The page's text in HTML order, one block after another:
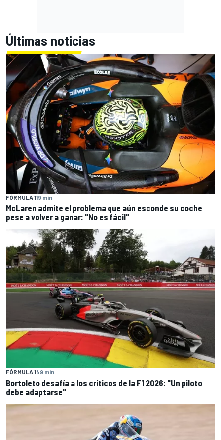
Últimas noticias
FÓRMULA 119 min
McLaren admite el problema que aún esconde su coche
pese a volver a ganar: "No es fácil"
FÓRMULA 149 min
Bortoleto desafía a los críticos de la F1 2026: "Un piloto
debe adaptarse"